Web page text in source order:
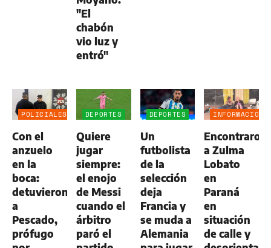
"El
chabón
vio luz y
entró"
POLICIALES
Con el
anzuelo
en la
boca:
detuvieron
a
Pescado,
prófugo
DEPORTES
Quiere
jugar
siempre:
el enojo
de Messi
cuando el
árbitro
paró el
DEPORTES
Un
futbolista
de la
selección
deja
Francia y
se muda a
Alemania
INFORMACIÓN
Encontraron
a Zulma
Lobato
en
Paraná
en
situación
de calle y